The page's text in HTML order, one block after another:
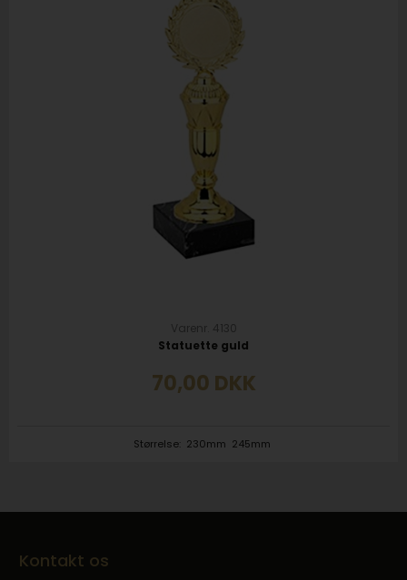
Varenr. 4130
Statuette guld
70,00 DKK
Størrelse: 230mm 245mm
Kontakt os